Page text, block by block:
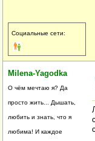
Социальные сети:
Milena-Yagodka
О чём мечтаю я? Да
просто жить... Дышать,
любить и знать, что я
любима! И каждое